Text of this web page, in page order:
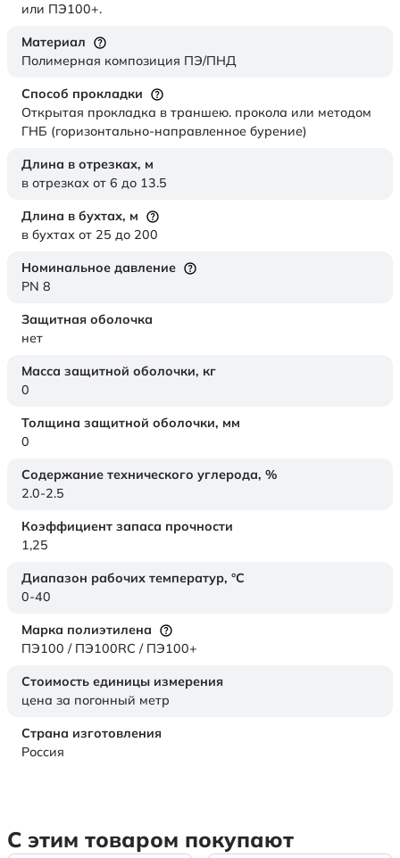
или ПЭ100+.
Материал
Полимерная композиция ПЭ/ПНД
Способ прокладки
Открытая прокладка в траншею. прокола или методом
ГНБ (горизонтально-направленное бурение)
Длина в отрезках, м
в отрезках от 6 до 13.5
Длина в бухтах, м
в бухтах от 25 до 200
Номинальное давление
PN 8
Защитная оболочка
нет
Масса защитной оболочки, кг
0
Толщина защитной оболочки, мм
0
Содержание технического углерода, %
2.0-2.5
Коэффициент запаса прочности
1,25
Диапазон рабочих температур, °C
0-40
Марка полиэтилена
ПЭ100 / ПЭ100RC / ПЭ100+
Стоимость единицы измерения
цена за погонный метр
Страна изготовления
Россия
С этим товаром покупают